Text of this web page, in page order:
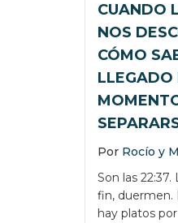
CUANDO
NOS
CÓMO
LLEGADO
Por Rocío y
Son las
fin, duermen.
hay platos